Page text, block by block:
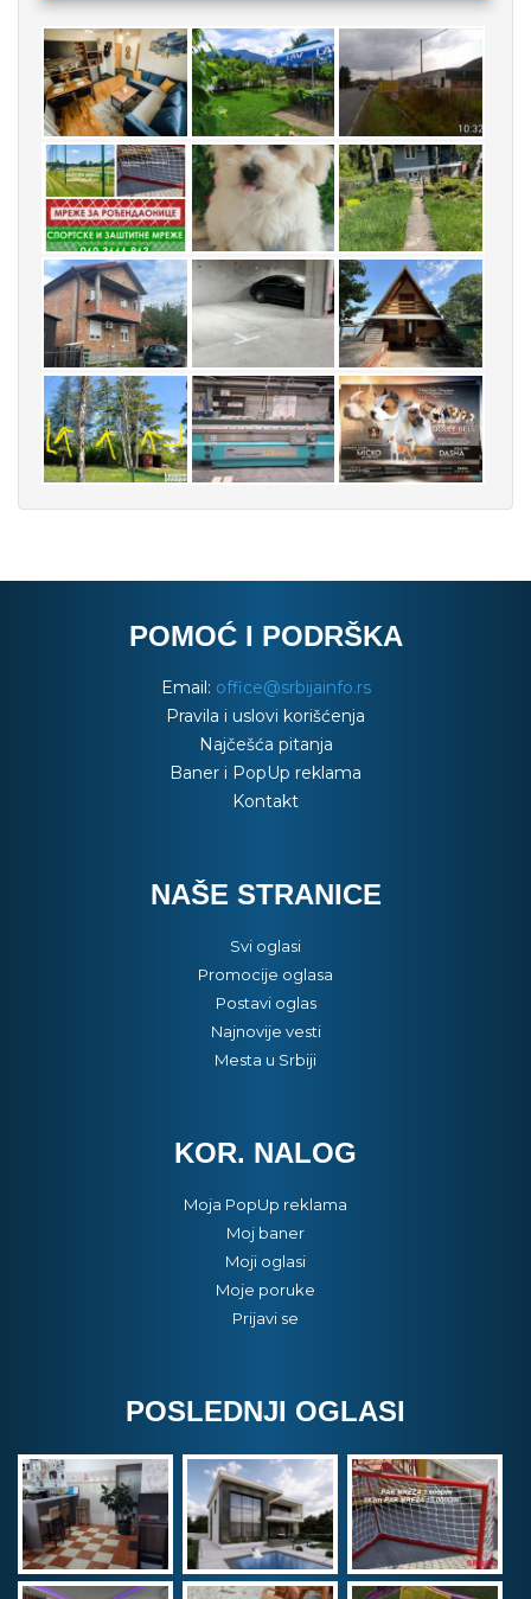
POMOĆ I PODRŠKA
Email: office@srbijainfo.rs
Pravila i uslovi korišćenja
Najčešća pitanja
Baner i PopUp reklama
Kontakt
NAŠE STRANICE
Svi oglasi
Promocije oglasa
Postavi oglas
Najnovije vesti
Mesta u Srbiji
KOR. NALOG
Moja PopUp reklama
Moj baner
Moji oglasi
Moje poruke
Prijavi se
POSLEDNJI OGLASI